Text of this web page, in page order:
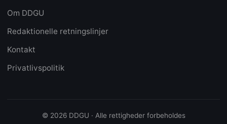
Om DDGU
Redaktionelle retningslinjer
Kontakt
Privatlivspolitik
© 2026 DDGU · Alle rettigheder forbeholdes